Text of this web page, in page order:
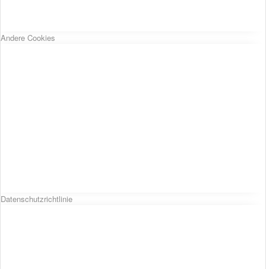
Andere Cookies
Datenschutzrichtlinie